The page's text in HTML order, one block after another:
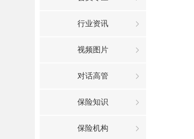
行业资讯
视频图片
对话高管
保险知识
保险机构